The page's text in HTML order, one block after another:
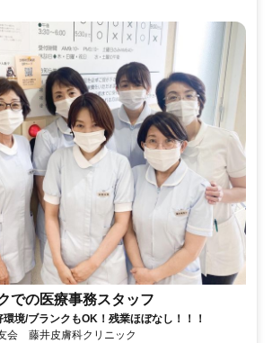
での医療事務スタッフ
境/ブランクもOK！残業ほぼなし！！！
会 藤井皮膚科クリニック